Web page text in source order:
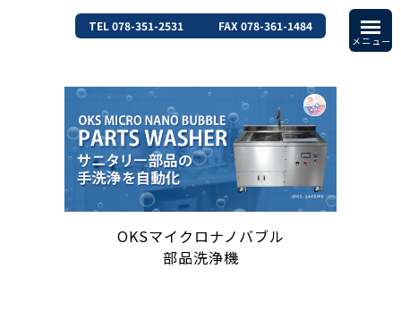
TEL 078-351-2531 FAX 078-361-1484
OKSマイクロナノバブル
部品洗浄機